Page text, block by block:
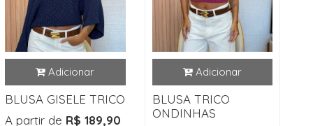
BLUSA GISELE TRICO
A partir de R$ 189,90
BLUSA TRICO
ONDINHAS